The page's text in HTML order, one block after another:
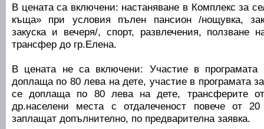
В цената са включени: настаняване в Комплекс за
къща» при условия пълен пансион /нощувка,
закуска и вечеря/, спорт, развлечения, ползване
трансфер до гр.Елена.
В цената не са включени: Участие в програмата
доплаща по 80 лева на дете, участие в програмата
се доплаща по 80 лева на дете, трансферите
др.населени места с отдалеченост повече от
заплащат допълнително, по предварителна заявка.